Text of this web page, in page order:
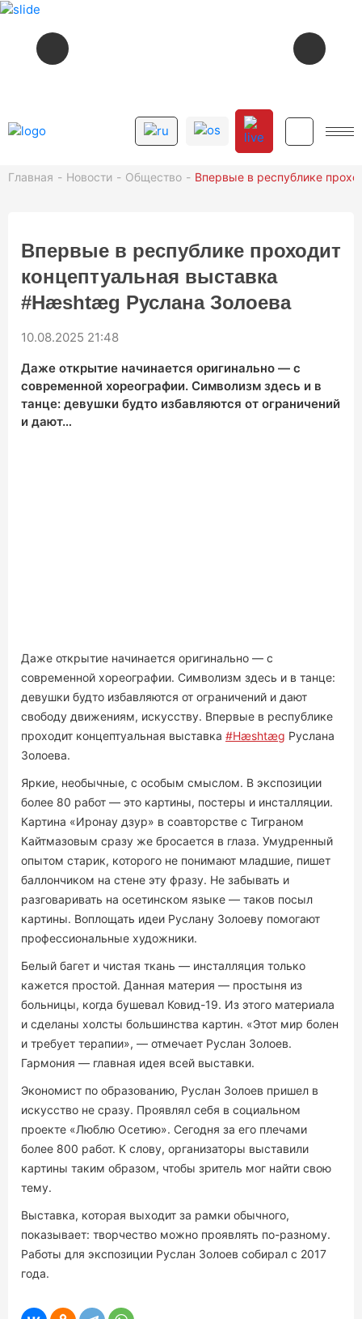
МУЗЫКА 12+
06:25 ЕЛХОТÆЙ ДАРДДÆР 12+
ТВ ПРОГРАММА
Главная Новости Общество Впервые в республике
Впервые в республике проходит
концептуальная выставка
#Hæshtæg Руслана Золоева
10.08.2025 21:48
Даже открытие начинается оригинально — с
современной хореографии. Символизм здесь и в
танце: девушки будто избавляются от ограничений
и дают…
Даже открытие начинается оригинально — с
современной хореографии. Символизм здесь и в танце:
девушки будто избавляются от ограничений и дают
свободу движениям, искусству. Впервые в республике
проходит концептуальная выставка #Hæshtæg Руслана
Золоева.
Яркие, необычные, с особым смыслом. В экспозиции
более 80 работ — это картины, постеры и инсталляции.
Картина «Иронау дзур» в соавторстве с Тиграном
Кайтмазовым сразу же бросается в глаза. Умудренный
опытом старик, которого не понимают младшие, пишет
баллончиком на стене эту фразу. Не забывать и
разговаривать на осетинском языке — таков посыл
картины. Воплощать идеи Руслану Золоеву помогают
профессиональные художники.
Белый багет и чистая ткань — инсталляция только
кажется простой. Данная материя — простыня из
больницы, когда бушевал Ковид-19. Из этого материала
и сделаны холсты большинства картин. «Этот мир болен
и требует терапии», — отмечает Руслан Золоев.
Гармония — главная идея всей выставки.
Экономист по образованию, Руслан Золоев пришел в
искусство не сразу. Проявлял себя в социальном
проекте «Люблю Осетию». Сегодня за его плечами
более 800 работ. К слову, организаторы выставили
картины таким образом, чтобы зритель мог найти свою
тему.
Выставка, которая выходит за рамки обычного,
показывает: творчество можно проявлять по-разному.
Работы для экспозиции Руслан Золоев собирал с 2017
года.